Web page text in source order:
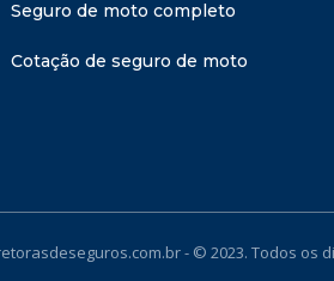
Seguro de moto completo
Cotação de seguro de moto
- © 2023. Todos os